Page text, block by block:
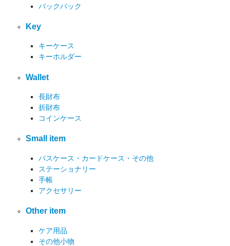
バックパック
Key
キーケース
キーホルダー
Wallet
長財布
折財布
コインケース
Small item
パスケース・カードケース・その他
ステーショナリー
手帳
アクセサリー
Other item
ケア用品
その他小物